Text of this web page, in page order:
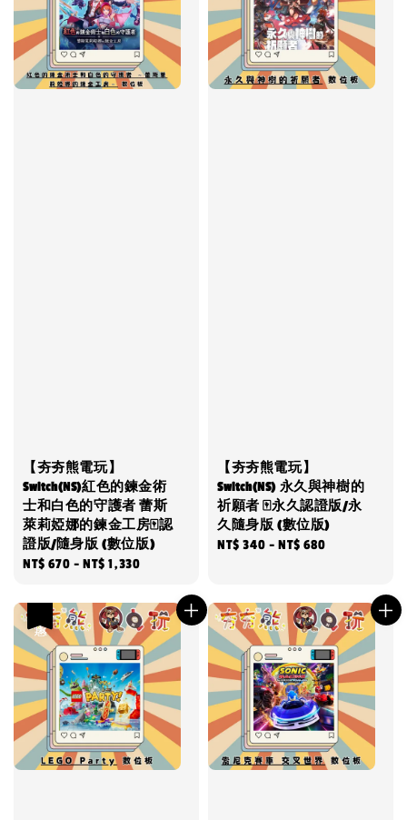
【夯夯熊電玩】
Switch(NS)紅色的鍊金術
士和白色的守護者 蕾斯
萊莉婭娜的鍊金工房🀄認
證版/隨身版 (數位版)
Regular
NT$ 670 -NT$ 1,330
【夯夯熊電玩】
Switch(NS) 永久與神樹的
祈願者 🀄永久認證版/永
久隨身版 (數位版)
Regular
NT$ 340 -NT$ 680